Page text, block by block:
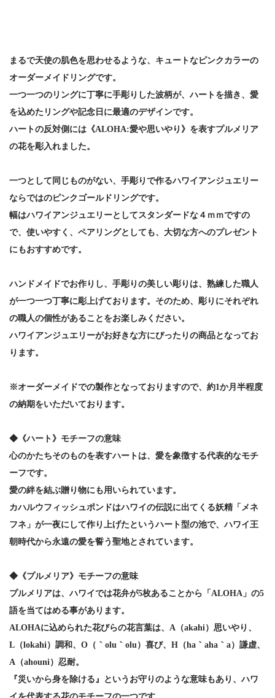
まるで天使の肌色を思わせるような、キュートなピンクカラーの
オーダーメイドリングです。
一つ一つのリングに丁寧に手彫りした波柄が、ハートを描き、愛
を込めたリングや記念日に最適のデザインです。
ハートの反対側には《ALOHA:愛や思いやり》を表すプルメリア
の花を彫入れました。
一つとして同じものがない、手彫りで作るハワイアンジュエリー
ならではのピンクゴールドリングです。
幅はハワイアンジュエリーとしてスタンダードな４ｍｍですの
で、使いやすく、ペアリングとしても、大切な方へのプレゼント
にもおすすめです。
ハンドメイドでお作りし、手彫りの美しい彫りは、熟練した職人
が一つ一つ丁寧に彫上げております。そのため、彫りにそれぞれ
の職人の個性があることをお楽しみください。
ハワイアンジュエリーがお好きな方にぴったりの商品となってお
ります。
※オーダーメイドでの製作となっておりますので、約1か月半程度
の納期をいただいております。
◆《ハート》モチーフの意味
心のかたちそのものを表すハートは、愛を象徴する代表的なモチ
ーフです。
愛の絆を結ぶ贈り物にも用いられています。
カハルウフィッシュポンドはハワイの伝説に出てくる妖精「メネ
フネ」が一夜にして作り上げたというハート型の池で、ハワイ王
朝時代から永遠の愛を誓う聖地とされています。
◆《プルメリア》モチーフの意味
プルメリアは、ハワイでは花弁が5枚あることから「ALOHA」の5
語を当てはめる事があります。
ALOHAに込められた花びらの花言葉は、A（akahi）思いやり、
L（lokahi）調和、O（｀olu｀olu）喜び、H（ha｀aha｀a）謙虚、
A（ahouni）忍耐。
『災いから身を除ける』というお守りのような意味もあり、ハワ